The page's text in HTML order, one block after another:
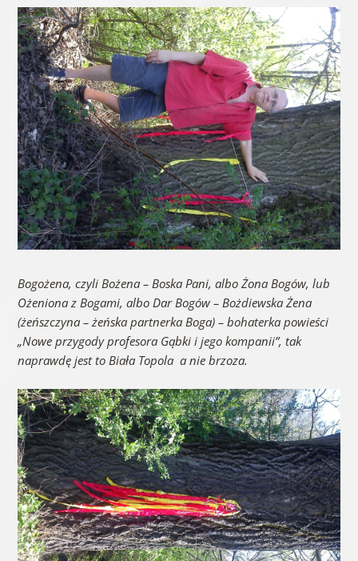
Bogożena, czyli Bożena – Boska Pani, albo Żona Bogów, lub
Ożeniona z Bogami, albo Dar Bogów – Bożdiewska Żena
(żeńszczyna – żeńska partnerka Boga) – bohaterka powieści
„Nowe przygody profesora Gąbki i jego kompanii”, tak
naprawdę jest to Biała Topola a nie brzoza.